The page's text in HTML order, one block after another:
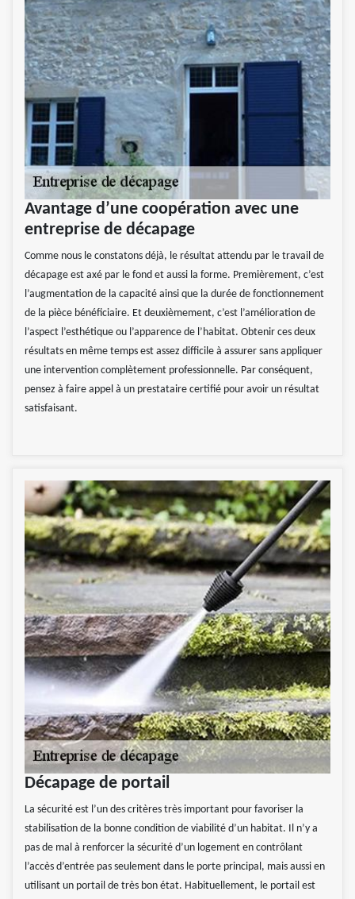
Avantage d’une coopération avec une
entreprise de décapage
Comme nous le constatons déjà, le résultat attendu par le travail de
décapage est axé par le fond et aussi la forme. Premièrement, c’est
l’augmentation de la capacité ainsi que la durée de fonctionnement
de la pièce bénéficiaire. Et deuxièmement, c’est l’amélioration de
l’aspect l’esthétique ou l’apparence de l’habitat. Obtenir ces deux
résultats en même temps est assez difficile à assurer sans appliquer
une intervention complètement professionnelle. Par conséquent,
pensez à faire appel à un prestataire certifié pour avoir un résultat
satisfaisant.
Décapage de portail
La sécurité est l’un des critères très important pour favoriser la
stabilisation de la bonne condition de viabilité d’un habitat. Il n’y a
pas de mal à renforcer la sécurité d’un logement en contrôlant
l’accès d’entrée pas seulement dans le porte principal, mais aussi en
utilisant un portail de très bon état. Habituellement, le portail est